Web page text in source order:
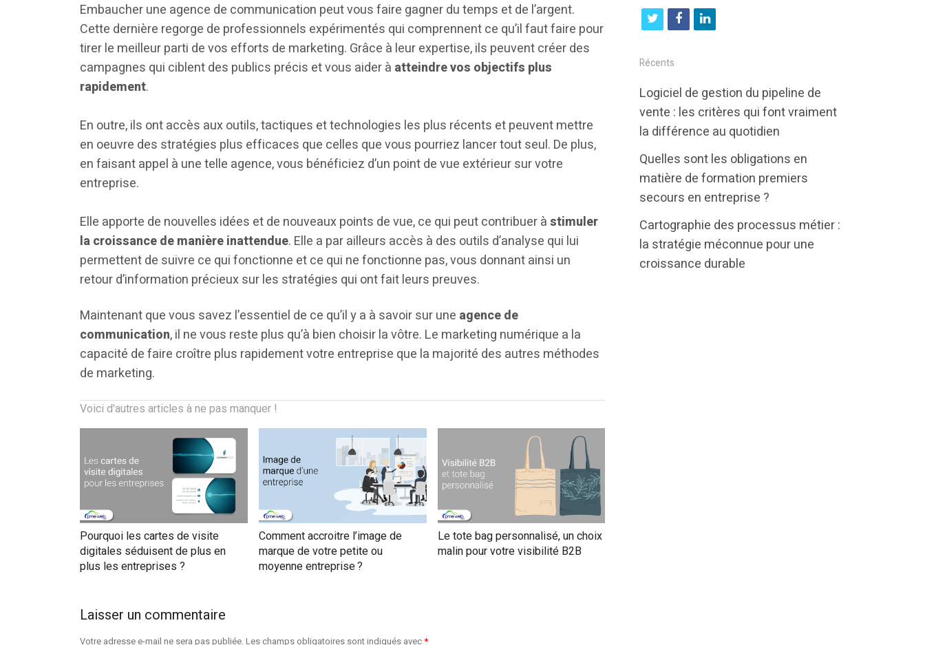
Embaucher une agence de communication peut vous faire gagner du temps et de l’argent.
Cette dernière regorge de professionnels expérimentés qui comprennent ce qu’il faut faire pour
tirer le meilleur parti de vos efforts de marketing. Grâce à leur expertise, ils peuvent créer des
campagnes qui ciblent des publics précis et vous aider à atteindre vos objectifs plus
rapidement.
En outre, ils ont accès aux outils, tactiques et technologies les plus récents et peuvent mettre
en oeuvre des stratégies plus efficaces que celles que vous pourriez lancer tout seul. De plus,
en faisant appel à une telle agence, vous bénéficiez d’un point de vue extérieur sur votre
entreprise.
Elle apporte de nouvelles idées et de nouveaux points de vue, ce qui peut contribuer àstimuler
la croissance de manière inattendue. Elle a par ailleurs accès à des outils d’analyse qui lui
permettent de suivre ce qui fonctionne et ce qui ne fonctionne pas, vous donnant ainsi un
retour d’information précieux sur les stratégies qui ont fait leurs preuves.
Maintenant que vous savez l’essentiel de ce qu’il y a à savoir sur une agence de
communication, il ne vous reste plus qu’à bien choisir la vôtre. Le marketing numérique a la
capacité de faire croître plus rapidement votre entreprise que la majorité des autres méthodes
de marketing.
Voici d'autres articles à ne pas manquer !
Pourquoi les cartes de visite
digitales séduisent de plus en
plus les entreprises ?
Comment accroitre l’image de
marque de votre petite ou
moyenne entreprise ?
Le tote bag personnalisé, un choix
malin pour votre visibilité B2B
Laisser un commentaire
Votre adresse e-mail ne sera pas publiée.Les champs obligatoires sont indiqués avec*
t
i
t
t
e
f
b
o
k
l
e
d
i
n
Récents
Logiciel de gestion du pipeline de
vente : les critères qui font vraiment
la différence au quotidien
Quelles sont les obligations en
matière de formation premiers
secours en entreprise ?
Cartographie des processus métier :
la stratégie méconnue pour une
croissance durable